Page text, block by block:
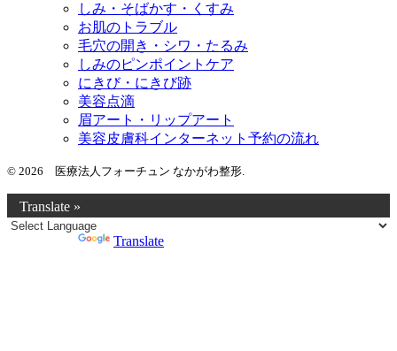
しみ・そばかす・くすみ
お肌のトラブル
毛穴の開き・シワ・たるみ
しみのピンポイントケア
にきび・にきび跡
美容点滴
眉アート・リップアート
美容皮膚科インターネット予約の流れ
© 2026 医療法人フォーチュン なかがわ整形.
Translate »
Translate